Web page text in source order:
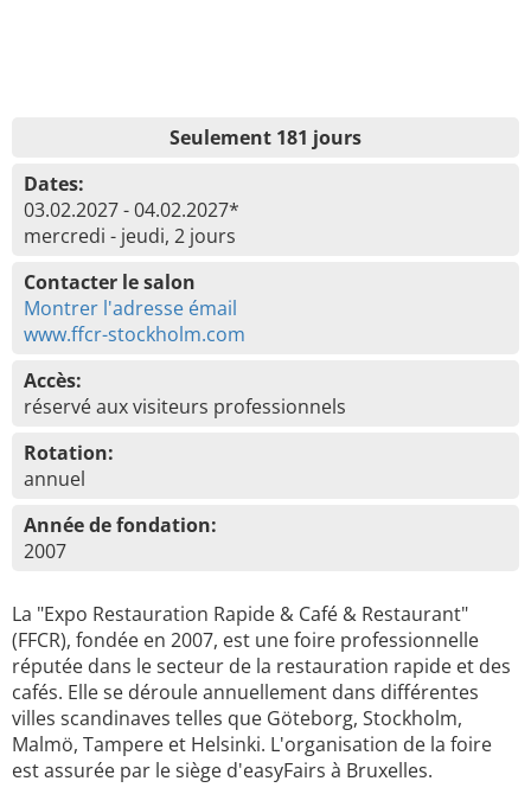
Seulement 181 jours
Dates:
03.02.2027 - 04.02.2027*
mercredi - jeudi, 2 jours
Contacter le salon
Montrer l'adresse émail
www.ffcr-stockholm.com
Accès:
réservé aux visiteurs professionnels
Rotation:
annuel
Année de fondation:
2007
La "Expo Restauration Rapide & Café & Restaurant"
(FFCR), fondée en 2007, est une foire professionnelle
réputée dans le secteur de la restauration rapide et des
cafés. Elle se déroule annuellement dans différentes
villes scandinaves telles que Göteborg, Stockholm,
Malmö, Tampere et Helsinki. L'organisation de la foire
est assurée par le siège d'easyFairs à Bruxelles.